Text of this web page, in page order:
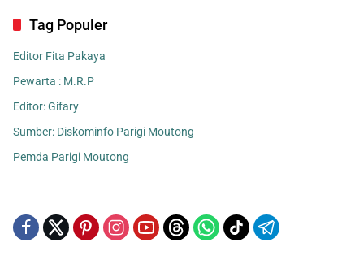
Tag Populer
Editor Fita Pakaya
Pewarta : M.R.P
Editor: Gifary
Sumber: Diskominfo Parigi Moutong
Pemda Parigi Moutong